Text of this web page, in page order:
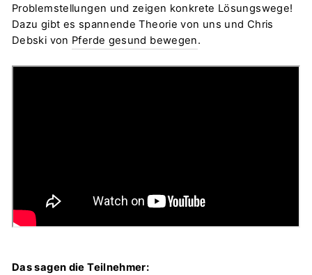
Problemstellungen und zeigen konkrete Lösungswege!
Dazu gibt es spannende Theorie von uns und Chris
Debski von Pferde gesund bewegen.
Das sagen die Teilnehmer: